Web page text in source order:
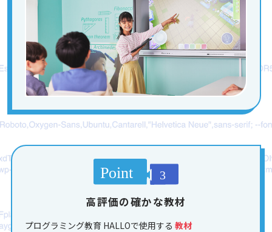
高評価の確かな教材
プログラミング教育 HALLOで使用する 教材